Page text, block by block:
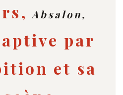
Absalon,
par
et sa